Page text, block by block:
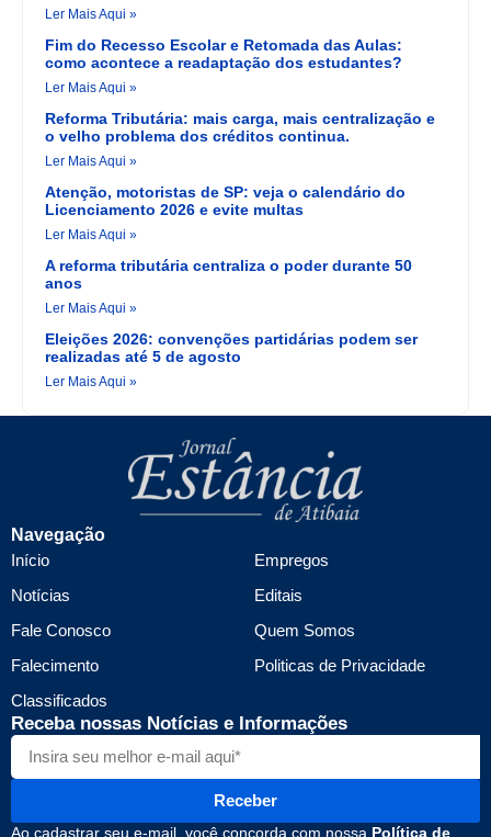
Ler Mais Aqui »
Fim do Recesso Escolar e Retomada das Aulas:
como acontece a readaptação dos estudantes?
Ler Mais Aqui »
Reforma Tributária: mais carga, mais centralização e
o velho problema dos créditos continua.
Ler Mais Aqui »
Atenção, motoristas de SP: veja o calendário do
Licenciamento 2026 e evite multas
Ler Mais Aqui »
A reforma tributária centraliza o poder durante 50
anos
Ler Mais Aqui »
Eleições 2026: convenções partidárias podem ser
realizadas até 5 de agosto
Ler Mais Aqui »
Navegação
Início
Notícias
Fale Conosco
Falecimento
Classificados
Empregos
Editais
Quem Somos
Politicas de Privacidade
Receba nossas Notícias e Informações
Receber
Ao cadastrar seu e-mail, você concorda com nossa Política de